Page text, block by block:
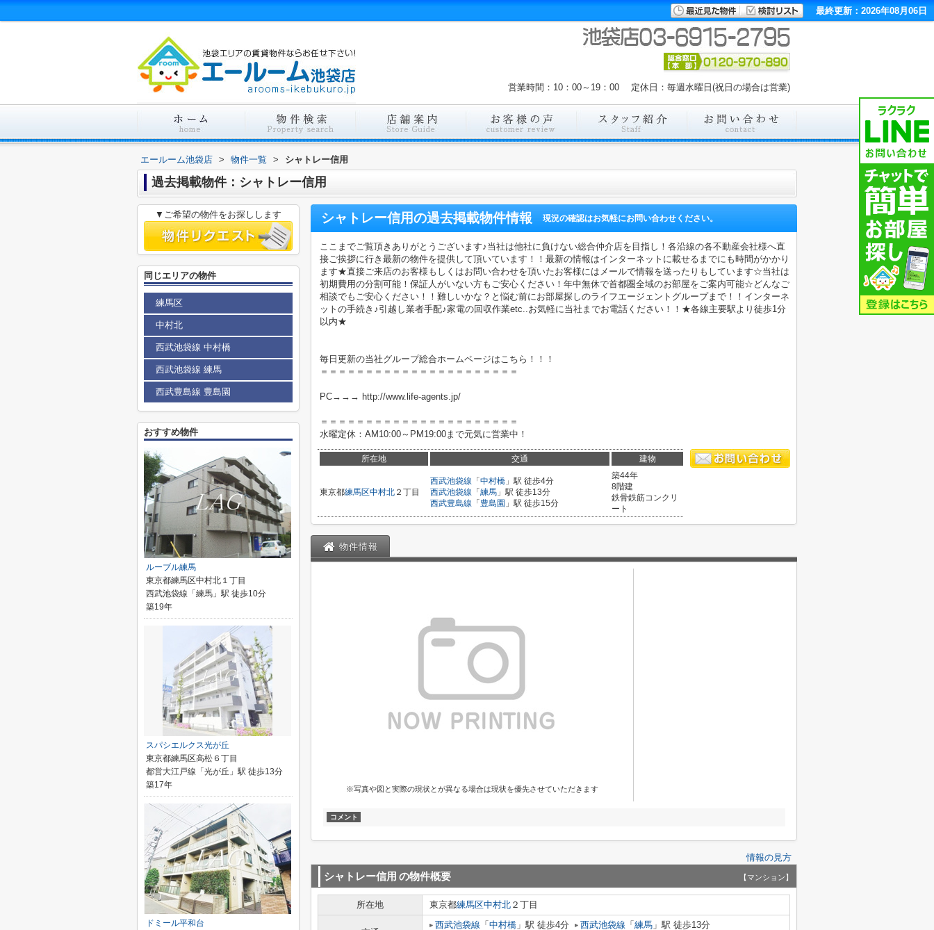
最終更新：2026年08月06日
営業時間：10：00～19：00 定休日：毎週水曜日(祝日の場合は営業)
エールーム池袋店 > 物件一覧 > シャトレー信用
過去掲載物件：シャトレー信用
シャトレー信用の過去掲載物件情報 現況の確認はお気軽にお問い合わせください。
ここまでご覧頂きありがとうございます♪当社は他社に負けない総合仲介店を目指し！各沿線の各不動産会社様へ直
接ご挨拶に行き最新の物件を提供して頂いています！！最新の情報はインターネットに載せるまでにも時間がかかり
ます★直接ご来店のお客様もしくはお問い合わせを頂いたお客様にはメールで情報を送ったりもしています☆当社は
初期費用の分割可能！保証人がいない方もご安心ください！年中無休で首都圏全域のお部屋をご案内可能☆どんなご
相談でもご安心ください！！難しいかな？と悩む前にお部屋探しのライフエージェントグループまで！！インターネ
ットの手続き♪引越し業者手配♪家電の回収作業etc..お気軽に当社までお電話ください！！★各線主要駅より徒歩1分
以内★
毎日更新の当社グループ総合ホームページはこちら！！！
＝＝＝＝＝＝＝＝＝＝＝＝＝＝＝＝＝＝＝＝＝＝
PC→→→ http://www.life-agents.jp/
＝＝＝＝＝＝＝＝＝＝＝＝＝＝＝＝＝＝＝＝＝＝
水曜定休：AM10:00～PM19:00まで元気に営業中！
所在地 交通 建物
東京都練馬区中村北 ２丁目
西武池袋線 「 中村橋 」駅 徒歩4分
西武池袋線 「 練馬 」駅 徒歩13分
西武豊島線 「 豊島園 」駅 徒歩15分
築44年
8階建
鉄骨鉄筋コンクリ
ート
物件情報
※写真や図と実際の現状とが異なる場合は現状を優先させていただきます
コメント
情報の見方
シャトレー信用 の物件概要 【マンション】
所在地 東京都練馬区中村北 ２丁目
西武池袋線 「 中村橋 」駅 徒歩4分 西武池袋線 「 練馬 」駅 徒歩13分
▼ご希望の物件をお探しします
同じエリアの物件
練馬区
中村北
西武池袋線 中村橋
西武池袋線 練馬
西武豊島線 豊島園
おすすめ物件
ルーブル練馬
東京都練馬区中村北１丁目
西武池袋線「練馬」駅 徒歩10分
築19年
スパシエルクス光が丘
東京都練馬区高松６丁目
都営大江戸線「光が丘」駅 徒歩13分
築17年
ドミール平和台